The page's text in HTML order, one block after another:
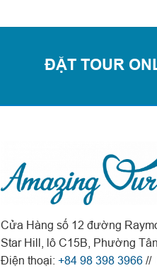
ĐẶT TOUR
Cửa Hàng số 12 đường
Star Hill, lô C15B, Phường
Điện thoại: +84 98 398 3966 //